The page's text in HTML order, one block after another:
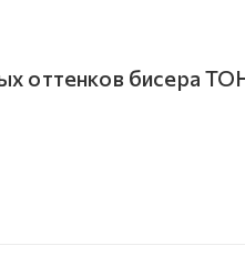
оттенков бисера